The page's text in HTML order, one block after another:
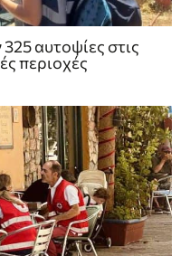
αυτοψίες στις
περιοχές